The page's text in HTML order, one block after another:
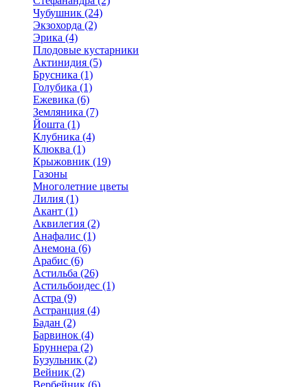
Чубушник (24)
Экзохорда (2)
Эрика (4)
Плодовые кустарники
Актинидия (5)
Брусника (1)
Голубика (1)
Ежевика (6)
Земляника (7)
Йошта (1)
Клубника (4)
Клюква (1)
Крыжовник (19)
Газоны
Многолетние цветы
Лилия (1)
Акант (1)
Аквилегия (2)
Анафалис (1)
Анемона (6)
Арабис (6)
Астильба (26)
Астильбоидес (1)
Астра (9)
Астранция (4)
Бадан (2)
Барвинок (4)
Бруннера (2)
Бузульник (2)
Вейник (2)
Вербейник (6)